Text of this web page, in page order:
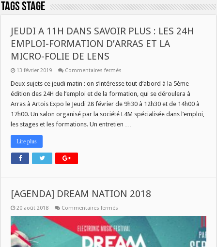
Tagsstage
JEUDI A 11H DANS SAVOIR PLUS : LES 24H
EMPLOI-FORMATION D’ARRAS ET LA
MICRO-FOLIE DE LENS
13 février 2019 Commentaires fermés
A
DANS
SAVOIR
PLUS
24H
Deux sujets ce jeudi matin : on s’intéresse tout d’abord à la 5ème
édition des 24H de l’emploi et de la formation, qui se déroulera à
Arras à Artois Expo le Jeudi 28 février de 9h30 à 12h30 et de 14h00 à
17h00. Un salon organisé par la société L4M spécialisée dans l’emploi,
les stages et les formations. Un entretien …
Lire plus
[AGENDA] DREAM NATION 2018
20 août 2018 Commentaires fermés
DREAM
NATION
2018